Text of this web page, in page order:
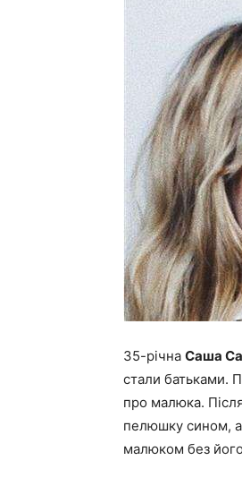
35-річна Саша
стали батьками.
про малюка.
пелюшку сином,
малюком без його